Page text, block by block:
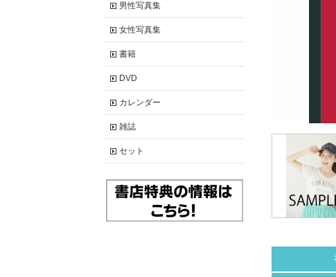
男性写真集
女性写真集
書籍
DVD
カレンダー
雑誌
セット